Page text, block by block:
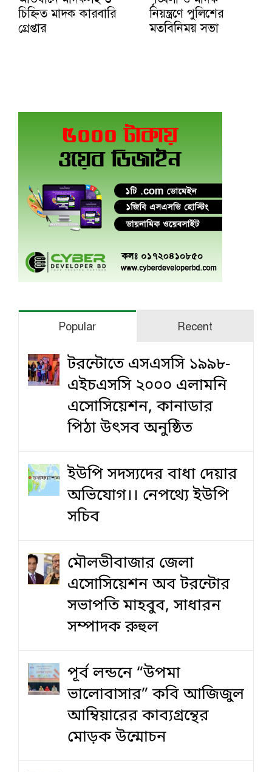
চিহ্নিত মাদক কারবারি
গ্রেপ্তার
নিয়ন্ত্রণে পুলিশের
মতবিনিময় সভা
Popular Recent
টরন্টোতে এসএসসি ১৯৯৮-
এইচএসসি ২০০০ এলামনি
এসোসিয়েশন, কানাডার
পিঠা উৎসব অনুষ্ঠিত
ইউপি সদস্যদের বাধা দেয়ার
অভিযোগ।। নেপথ্যে ইউপি
সচিব
মৌলভীবাজার জেলা
এসোসিয়েশন অব টরন্টোর
সভাপতি মাহবুব, সাধারন
সম্পাদক রুহুল
পূর্ব লন্ডনে “উপমা
ভালোবাসার” কবি আজিজুল
আম্বিয়ারের কাব্যগ্রন্থের
মোড়ক উন্মোচন